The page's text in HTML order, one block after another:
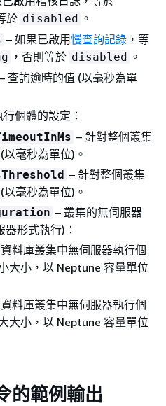
於 disabled 。
– 如果已啟用慢查詢記錄 ，等
，否則等於 disabled 。
– 查詢逾時的值 (以毫秒為單
個體的設定：
– 針對整個叢集
毫秒為單位)。
– 針對整個叢集
毫秒為單位)。
– 叢集的無伺服器
形式執行)：
料庫叢集中無伺服器執行個
大小，以 Neptune 容量單位
料庫叢集中無伺服器執行個
大小，以 Neptune 容量單位
的範例輸出